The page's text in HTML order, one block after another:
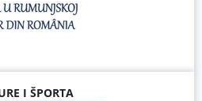
I ŠPORTA